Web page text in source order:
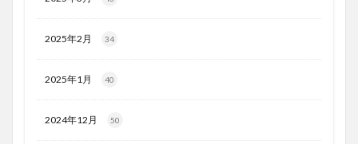
2025年2月 34
2025年1月 40
2024年12月 50